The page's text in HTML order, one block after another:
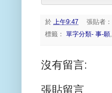
於 上午9:47 張貼者：
標籤： 單字分類- 事-願,
沒有留言:
張貼留言